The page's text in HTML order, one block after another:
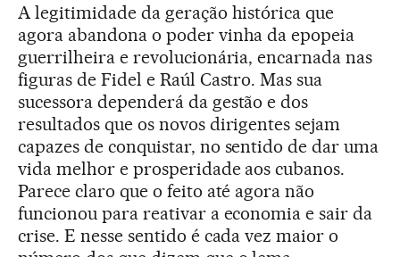
A legitimidade da geração histórica que
agora abandona o poder vinha da epopeia
guerrilheira e revolucionária, encarnada nas
figuras de Fidel e Raúl Castro. Mas sua
sucessora dependerá da gestão e dos
resultados que os novos dirigentes sejam
capazes de conquistar, no sentido de dar uma
vida melhor e prosperidade aos cubanos.
Parece claro que o feito até agora não
funcionou para reativar a economia e sair da
crise. E nesse sentido é cada vez maior o